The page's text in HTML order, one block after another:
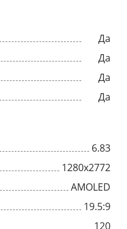
Да
Да
Да
Да
6.83
1280x2772
AMOLED
19.5:9
120